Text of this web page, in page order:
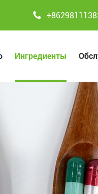

Ингредиенты